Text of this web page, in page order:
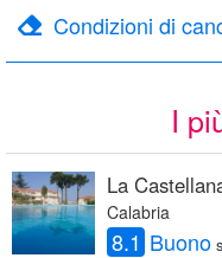
Condizioni di
I
La
Calabria
8.1 Buono